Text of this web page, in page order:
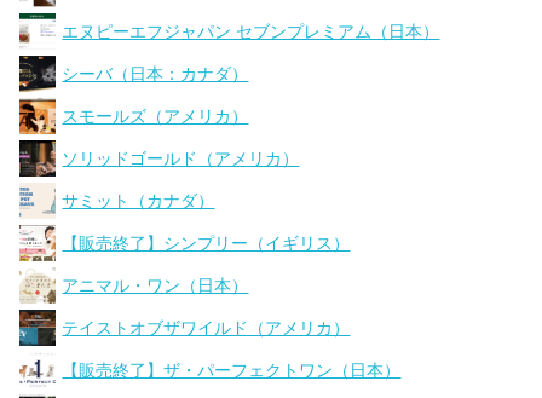
エヌピーエフジャパン セブンプレミアム（日本）
シーバ（日本：カナダ）
スモールズ（アメリカ）
ソリッドゴールド（アメリカ）
サミット（カナダ）
【販売終了】シンプリー（イギリス）
アニマル・ワン（日本）
テイストオブザワイルド（アメリカ）
【販売終了】ザ・パーフェクトワン（日本）